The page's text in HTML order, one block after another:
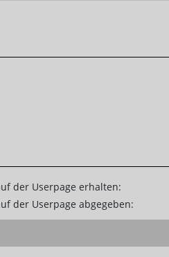
der Userpage erhalten:
der Userpage abgegeben: